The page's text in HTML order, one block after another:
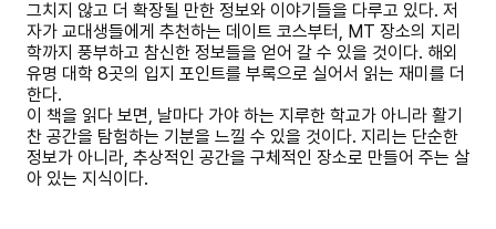
그치지 않고 더 확장될 만한 정보와 이야기들을 다루고 있다. 저
자가 교대생들에게 추천하는 데이트 코스부터, MT 장소의 지리
학까지 풍부하고 참신한 정보들을 얻어 갈 수 있을 것이다. 해외
유명 대학 8곳의 입지 포인트를 부록으로 실어서 읽는 재미를 더
한다.
이 책을 읽다 보면, 날마다 가야 하는 지루한 학교가 아니라 활기
찬 공간을 탐험하는 기분을 느낄 수 있을 것이다. 지리는 단순한
정보가 아니라, 추상적인 공간을 구체적인 장소로 만들어 주는 살
아 있는 지식이다.